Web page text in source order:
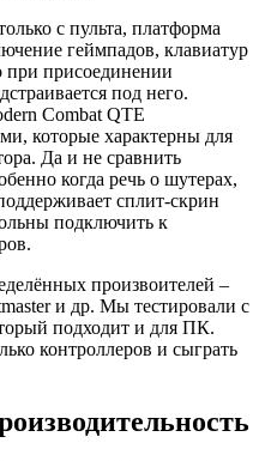
с пульта, платформа
геймпадов, клавиатур
присоединении
под него.
Combat QTE
которые характерны для
Да и не сравнить
когда речь о шутерах,
сплит-скрин
подключить к
произвоителей –
и др. Мы тестировали с
подходит и для ПК.
контроллеров и сыграть